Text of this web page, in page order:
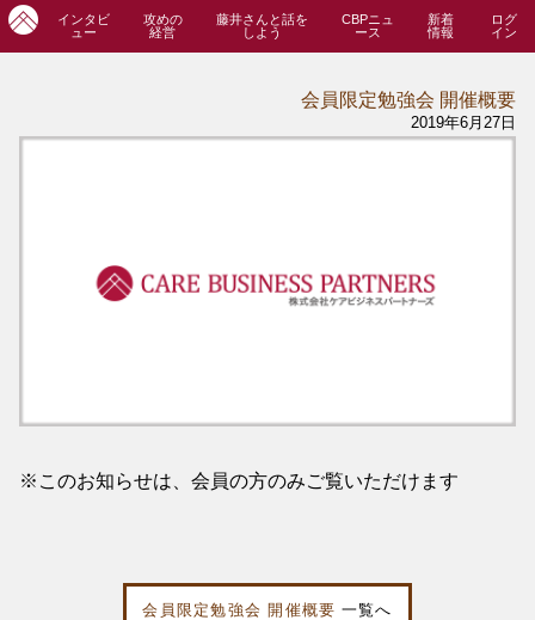
インタビ
ュー
攻めの
経営
藤井さんと話を
しよう
CBPニュ
ース
新着
情報
ログ
イン
会員限定勉強会 開催概要
2019年6月27日
※このお知らせは、会員の方のみご覧いただけます
会員限定勉強会 開催概要 一覧へ